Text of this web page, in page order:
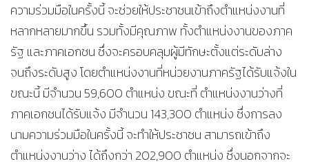
ความร่วมมือในครั้งนี้ จะช่วยให้ประชาชนเข้าถึงตำแหน่งงานที่
หลากหลายมากขึ้น รวมทั้งมีคุณภาพ ทั้งตำแหน่งงานของภาค
รัฐ และภาคเอกชน ซึ่งจะครอบคลุมผู้มีทักษะตั้งแต่ระดับล่าง
จนถึงระดับสูง โดยตำแหน่งงานที่หน่วยงานภาครัฐได้รับแจ้งใน
ขณะนี้ มีจำนวน 59,600 ตำแหน่ง ขณะที่ ตำแหน่งงานว่างที่
ภาคเอกชนได้รับแจ้ง มีจำนวน 143,300 ตำแหน่ง ซึ่งการลง
นามความร่วมมือในครั้งนี้ จะทำให้ประชาชน สามารถเข้าถึง
ตำแหน่งงานว่าง ได้ถึงกว่า 202,900 ตำแหน่ง ซึ่งนอกจากจะ